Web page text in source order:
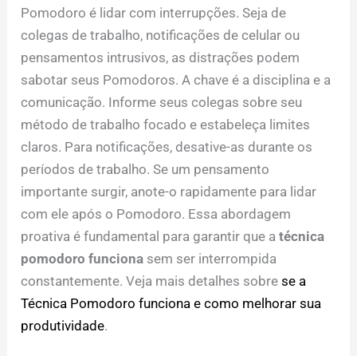
Pomodoro é lidar com interrupções. Seja de
colegas de trabalho, notificações de celular ou
pensamentos intrusivos, as distrações podem
sabotar seus Pomodoros. A chave é a disciplina e a
comunicação. Informe seus colegas sobre seu
método de trabalho focado e estabeleça limites
claros. Para notificações, desative-as durante os
períodos de trabalho. Se um pensamento
importante surgir, anote-o rapidamente para lidar
com ele após o Pomodoro. Essa abordagem
proativa é fundamental para garantir que atécnica
pomodoro funciona sem ser interrompida
constantemente. Veja mais detalhes sobrese a
Técnica Pomodoro funciona e como melhorar sua
produtividade.